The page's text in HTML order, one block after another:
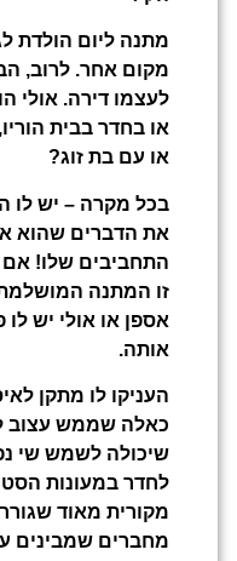
מתנה ליום הולדת
מקום אחר. לרוב,
לעצמו דירה. אולי
או בחדר בבית
או עם בת זוג?
בכל מקרה – יש לו
את הדברים שהוא
התחביבים שלו!
זו המתנה
אספן או אולי יש
אותה.
העניקו לו מתקן
כאלה שממש עצוב
שיכולה לשמש שי
לחדר במעונות
מקורית מאוד
מחברים שמבינים